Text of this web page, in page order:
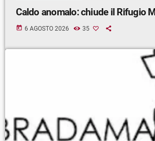
Caldo anomalo: chiude il
today 6 AGOSTO 2026 35